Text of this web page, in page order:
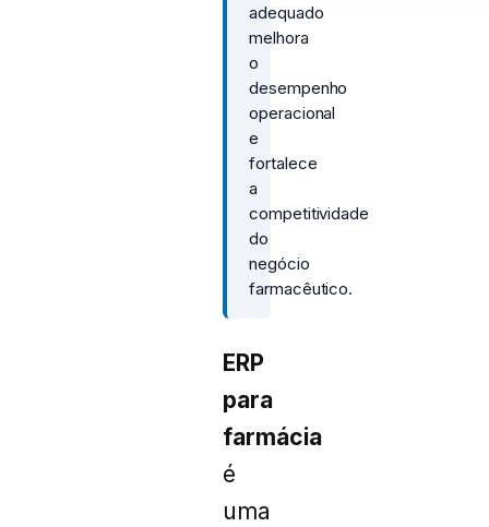
adequado
melhora
o
desempenho
operacional
e
fortalece
a
competitividade
do
negócio
farmacêutico.
ERP
para
farmácia
é
uma